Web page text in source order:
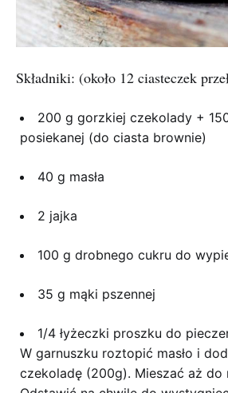
Składniki: (około 12 ciasteczek
200 g gorzkiej czekolady +
posiekanej (do ciasta brownie)
40 g masła
2 jajka
100 g drobnego cukru do
35 g mąki pszennej
1/4 łyżeczki proszku do
W garnuszku roztopić masło i
czekoladę (200g). Mieszać aż do